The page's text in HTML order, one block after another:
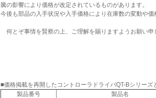
騰の影響により価格が改定されているものがあります。
今後も部品の入手状況や入手価格により在庫数の変動や価
何とぞ事情を賢察の上、ご理解を賜りますようお願い申
■価格掲載を再開したコントローラドライバQT-Bシリーズ
製品番号
製品名